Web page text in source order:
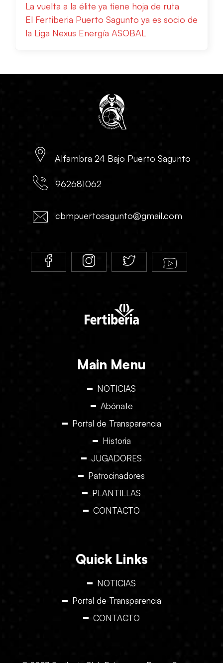
La vuelta a la élite ya tiene hoja de ruta
El Fertiberia Puerto Sagunto ya es socio de
la Liga Nexus Energía ASOBAL
Alfambra 24 Bajo Puerto Sagunto
962681062
cbmpuertosagunto@gmail.com
Main Menu
NOTICIAS
Abónate
Portal de Transparencia
Historia
JUGADORES
Patrocinadores
PLANTILLAS
CONTACTO
Quick Links
NOTICIAS
Portal de Transparencia
CONTACTO